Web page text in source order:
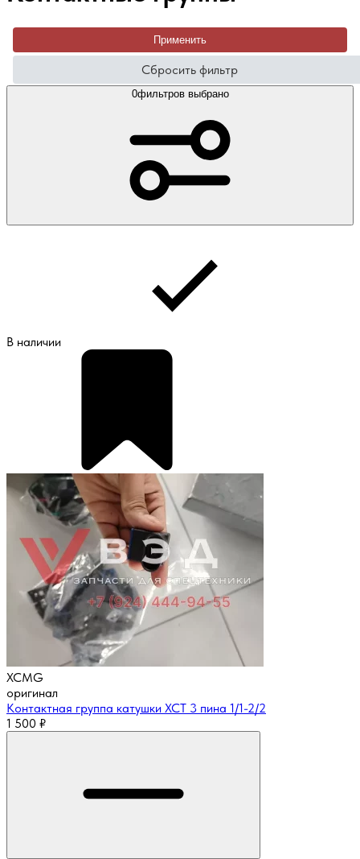
Применить
Сбросить фильтр
0фильтров выбрано
В наличии
XCMG
оригинал
Контактная группа катушки XCT 3 пина 1/1-2/2
1 500 ₽